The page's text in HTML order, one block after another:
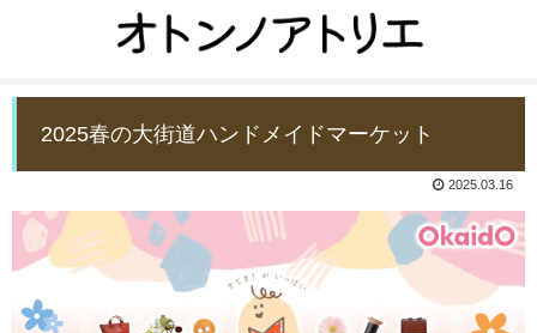
2025春の大街道ハンドメイドマーケット
2025.03.16